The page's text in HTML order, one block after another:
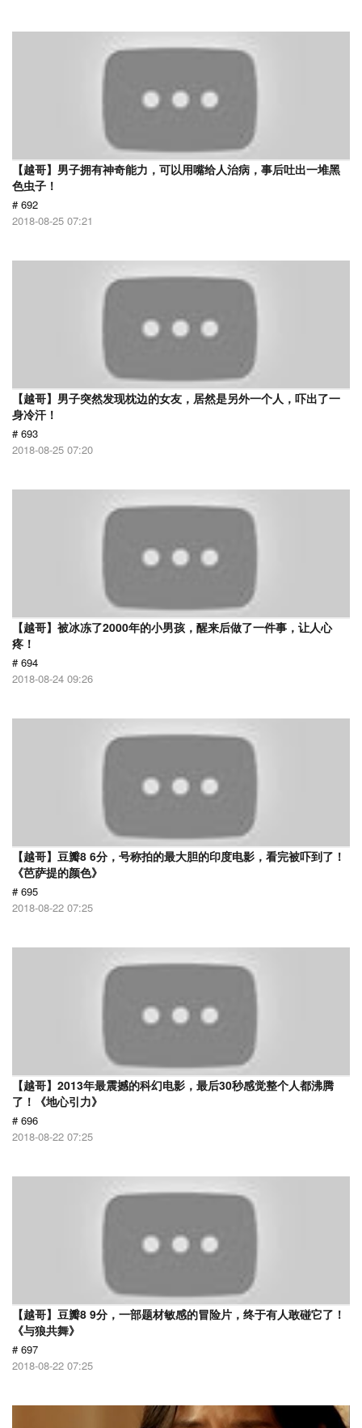
【越哥】男子拥有神奇能力，可以用嘴给人治病，事后吐出一堆黑
色虫子！
# 692
2018-08-25 07:21
【越哥】男子突然发现枕边的女友，居然是另外一个人，吓出了一
身冷汗！
# 693
2018-08-25 07:20
【越哥】被冰冻了2000年的小男孩，醒来后做了一件事，让人心
疼！
# 694
2018-08-24 09:26
【越哥】豆瓣8 6分，号称拍的最大胆的印度电影，看完被吓到了！
《芭萨提的颜色》
# 695
2018-08-22 07:25
【越哥】2013年最震撼的科幻电影，最后30秒感觉整个人都沸腾
了！《地心引力》
# 696
2018-08-22 07:25
【越哥】豆瓣8 9分，一部题材敏感的冒险片，终于有人敢碰它了！
《与狼共舞》
# 697
2018-08-22 07:25